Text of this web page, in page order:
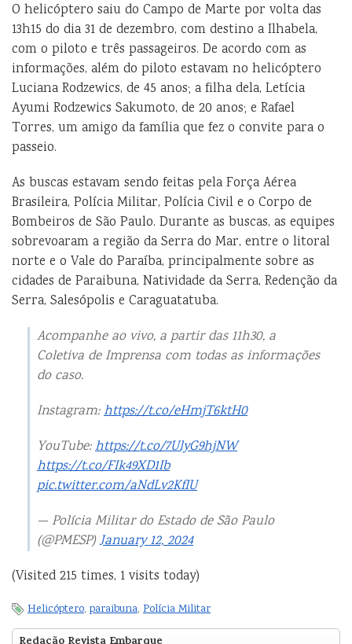
O helicóptero saiu do Campo de Marte por volta das
13h15 do dia 31 de dezembro, com destino a Ilhabela,
com o piloto e três passageiros. De acordo com as
informações, além do piloto estavam no helicóptero
Luciana Rodzewics, de 45 anos; a filha dela, Letícia
Ayumi Rodzewics Sakumoto, de 20 anos; e Rafael
Torres, um amigo da família que fez o convite para o
passeio.
As buscas estavam sendo feitas pela Força Aérea
Brasileira, Polícia Militar, Polícia Civil e o Corpo de
Bombeiros de São Paulo. Durante as buscas, as equipes
sobrevoaram a região da Serra do Mar, entre o litoral
norte e o Vale do Paraíba, principalmente sobre as
cidades de Paraibuna, Natividade da Serra, Redenção da
Serra, Salesópolis e Caraguatatuba.
Acompanhe ao vivo, a partir das 11h30, a
Coletiva de Imprensa com todas as informações
do caso.
Instagram:https://t.co/eHmjT6ktH0
YouTube:https://t.co/7UlyG9hjNW
https://t.co/FIk49XD1Ib
pic.twitter.com/aNdLv2KfIU
— Polícia Militar do Estado de São Paulo
(@PMESP)January 12, 2024
(Visited 215 times, 1 visits today)
Helicóptero, paraibuna, Polícia Militar